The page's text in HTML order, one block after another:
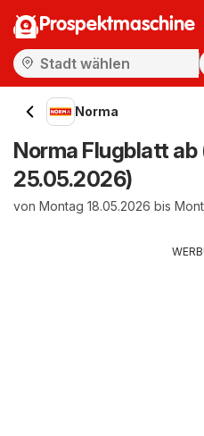
Prospektmaschine
Norma
Norma Flugblatt ab
25.05.2026)
von Montag 18.05.2026 bis